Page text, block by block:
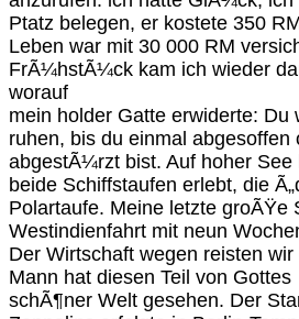
Ptatz belegen, er kostete 350
Leben war mit 30 000 RM
FrÃ¼hstÃ¼ck kam ich wieder
worauf
mein holder Gatte erwiderte: Du
ruhen, bis du einmal abgesoffen
abgestÃ¼rzt bist. Auf hoher See
beide Schiffstaufen erlebt, die
Polartaufe. Meine letzte groÃŸe
Westindienfahrt mit neun
Der Wirtschaft wegen reisten
Mann hat diesen Teil von Gottes
schÃ¶ner Welt gesehen. Der